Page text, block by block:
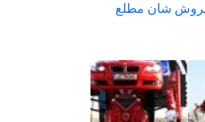
فروش شان مطلع